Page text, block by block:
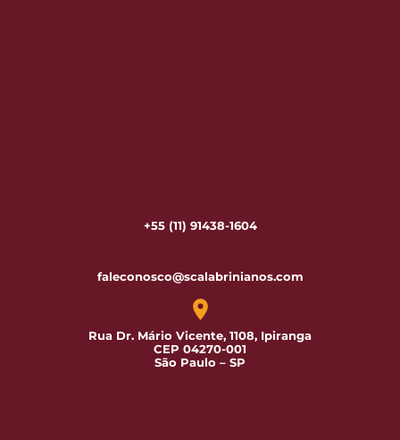
+55 (11) 91438-1604
faleconosco@scalabrinianos.com
Rua Dr. Mário Vicente, 1108, Ipiranga
CEP 04270-001
São Paulo – SP